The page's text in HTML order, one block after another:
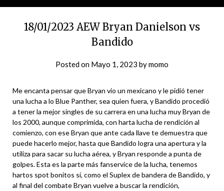
18/01/2023 AEW Bryan Danielson vs
Bandido
Posted on Mayo 1, 2023 bymomo
Me encanta pensar que Bryan vio un mexicano y le pidió tener
una lucha a lo Blue Panther, sea quien fuera, y Bandido procedió
a tener la mejor singles de su carrera en una lucha muy Bryan de
los 2000, aunque comprimida, con harta lucha de rendición al
comienzo, con ese Bryan que ante cada llave te demuestra que
puede hacerlo mejor, hasta que Bandido logra una apertura y la
utiliza para sacar su lucha aérea, y Bryan responde a punta de
golpes. Esta es la parte más fanservice de la lucha, tenemos
hartos spot bonitos sí, como el Suplex de bandera de Bandido, y
al final del combate Bryan vuelve a buscar la rendición,